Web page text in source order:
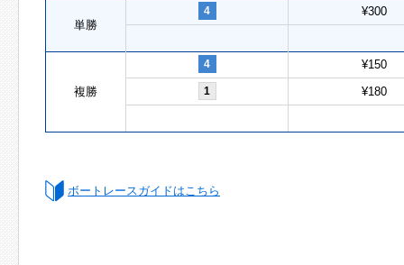
単勝
4 ¥300
複勝
4 ¥150
1 ¥180
ボートレースガイドはこちら